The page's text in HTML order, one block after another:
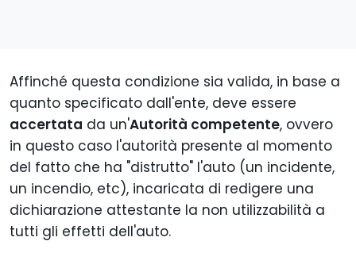
Affinché questa condizione sia valida, in base a
quanto specificato dall'ente, deve essere
accertata da un'Autorità competente, ovvero
in questo caso l'autorità presente al momento
del fatto che ha "distrutto" l'auto (un incidente,
un incendio, etc), incaricata di redigere una
dichiarazione attestante la non utilizzabilità a
tutti gli effetti dell'auto.